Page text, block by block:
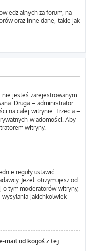
za forum, na
oraz inne dane, takie jak
nie jesteś zarejestrowanym
Druga – administrator
na całej witrynie. Trzecia –
wiadomości. Aby
witryny.
reguły ustawić
Jeżeli otrzymujesz od
o tym moderatorów witryny,
jakichkolwiek
mail od kogoś z tej